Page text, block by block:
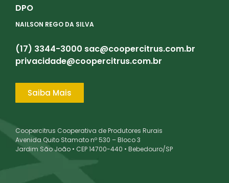
DPO
NAILSON REGO DA SILVA
(17) 3344-3000 sac@coopercitrus.com.br
privacidade@coopercitrus.com.br
Saiba Mais
Coopercitrus Cooperativa de Produtores Rurais
Avenida Quito Stamato nº 530 – Bloco 3
Jardim São João • CEP 14700-440 • Bebedouro/SP